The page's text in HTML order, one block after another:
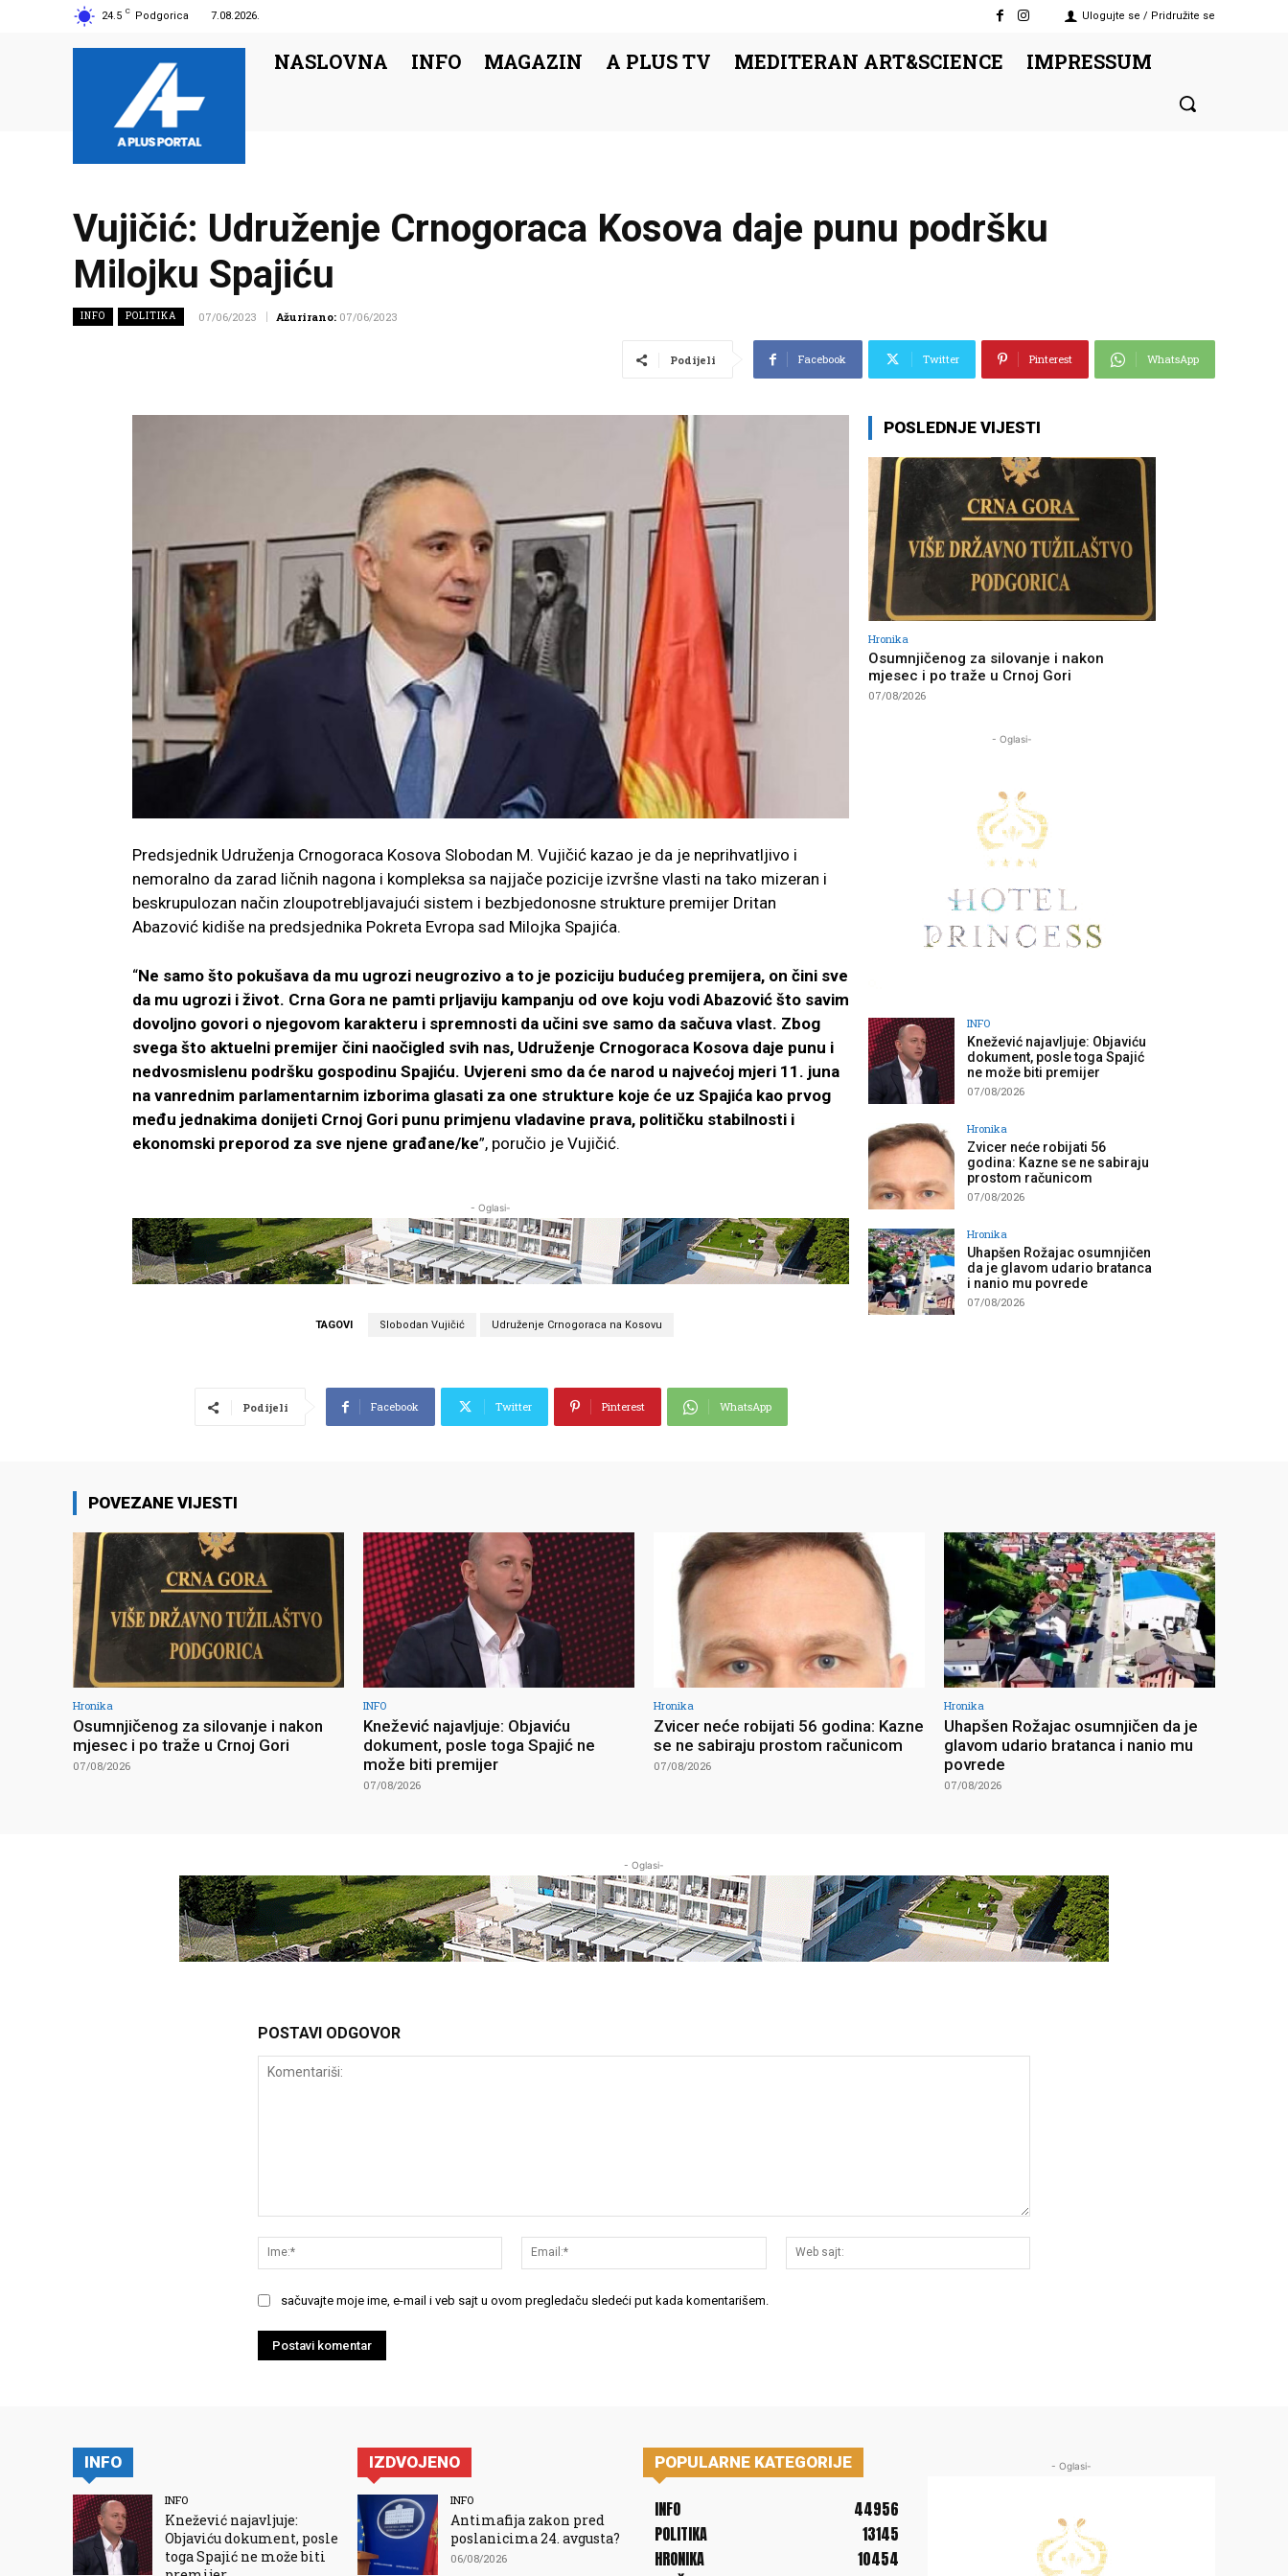
24.5 C Podgorica 7.08.2026. Ulogujte se / Pridružite se
NASLOVNA INFO MAGAZIN A PLUS TV MEDITERAN ART&SCIENCE IMPRESSUM
Vujičić: Udruženje Crnogoraca Kosova daje punu podršku
Milojku Spajiću
INFO POLITIKA 07/06/2023 Ažurirano: 07/06/2023
Podijeli Facebook Twitter Pinterest WhatsApp
Predsjednik Udruženja Crnogoraca Kosova Slobodan M. Vujičić kazao je da je neprihvatljivo i
nemoralno da zarad ličnih nagona i kompleksa sa najjače pozicije izvršne vlasti na tako mizeran i
beskrupulozan način zloupotrebljavajući sistem i bezbjedonosne strukture premijer Dritan
Abazović kidiše na predsjednika Pokreta Evropa sad Milojka Spajića.
“Ne samo što pokušava da mu ugrozi neugrozivo a to je poziciju budućeg premijera, on čini sve
da mu ugrozi i život. Crna Gora ne pamti prljaviju kampanju od ove koju vodi Abazović što savim
dovoljno govori o njegovom karakteru i spremnosti da učini sve samo da sačuva vlast. Zbog
svega što aktuelni premijer čini naočigled svih nas, Udruženje Crnogoraca Kosova daje punu i
nedvosmislenu podršku gospodinu Spajiću. Uvjereni smo da će narod u najvećoj mjeri 11. juna
na vanrednim parlamentarnim izborima glasati za one strukture koje će uz Spajića kao prvog
među jednakima donijeti Crnoj Gori punu primjenu vladavine prava, političku stabilnosti i
ekonomski preporod za sve njene građane/ke”, poručio je Vujičić.
- Oglasi-
TAGOVI Slobodan Vujičić Udruženje Crnogoraca na Kosovu
Podijeli Facebook Twitter Pinterest WhatsApp
POSLEDNJE VIJESTI
Hronika
Osumnjičenog za silovanje i nakon
mjesec i po traže u Crnoj Gori
07/08/2026
- Oglasi-
INFO
Knežević najavljuje: Objaviću
dokument, posle toga Spajić
ne može biti premijer
07/08/2026
Hronika
Zvicer neće robijati 56
godina: Kazne se ne sabiraju
prostom računicom
07/08/2026
Hronika
Uhapšen Rožajac osumnjičen
da je glavom udario bratanca
i nanio mu povrede
07/08/2026
POVEZANE VIJESTI
Hronika
Osumnjičenog za silovanje i nakon
mjesec i po traže u Crnoj Gori
07/08/2026
INFO
Knežević najavljuje: Objaviću
dokument, posle toga Spajić ne
može biti premijer
07/08/2026
Hronika
Zvicer neće robijati 56 godina: Kazne
se ne sabiraju prostom računicom
07/08/2026
Hronika
Uhapšen Rožajac osumnjičen da je
glavom udario bratanca i nanio mu
povrede
07/08/2026
- Oglasi-
POSTAVI ODGOVOR
Ime:*
Email:*
sajt:
sačuvajte moje ime, e-mail i veb sajt u ovom pregledaču sledeći put kada komentarišem.
INFO
INFO
Knežević najavljuje:
Objaviću dokument, posle
toga Spajić ne može biti
IZDVOJENO
INFO
Antimafija zakon pred
poslanicima 24. avgusta?
06/08/2026
POPULARNE KATEGORIJE
INFO
44956
POLITIKA
13145
HRONIKA
10454
- Oglasi-